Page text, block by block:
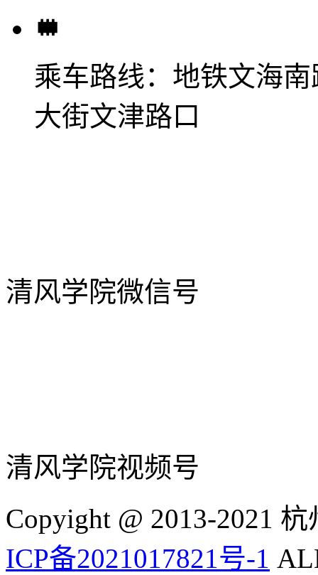
乘车路线： 地铁文海
大街文津路口
清风学院微信号
清风学院视频号
Copyight @ 2013-2021
ICP备2021017821号-1